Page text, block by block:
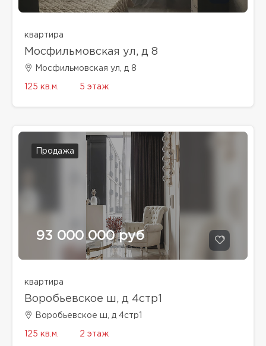
квартира
Мосфильмовская ул, д 8
Мосфильмовская ул, д 8
125 кв.м. 5 этаж
Продажа
93 000 000 руб
квартира
Воробьевское ш, д 4стр1
Воробьевское ш, д 4стр1
125 кв.м. 2 этаж